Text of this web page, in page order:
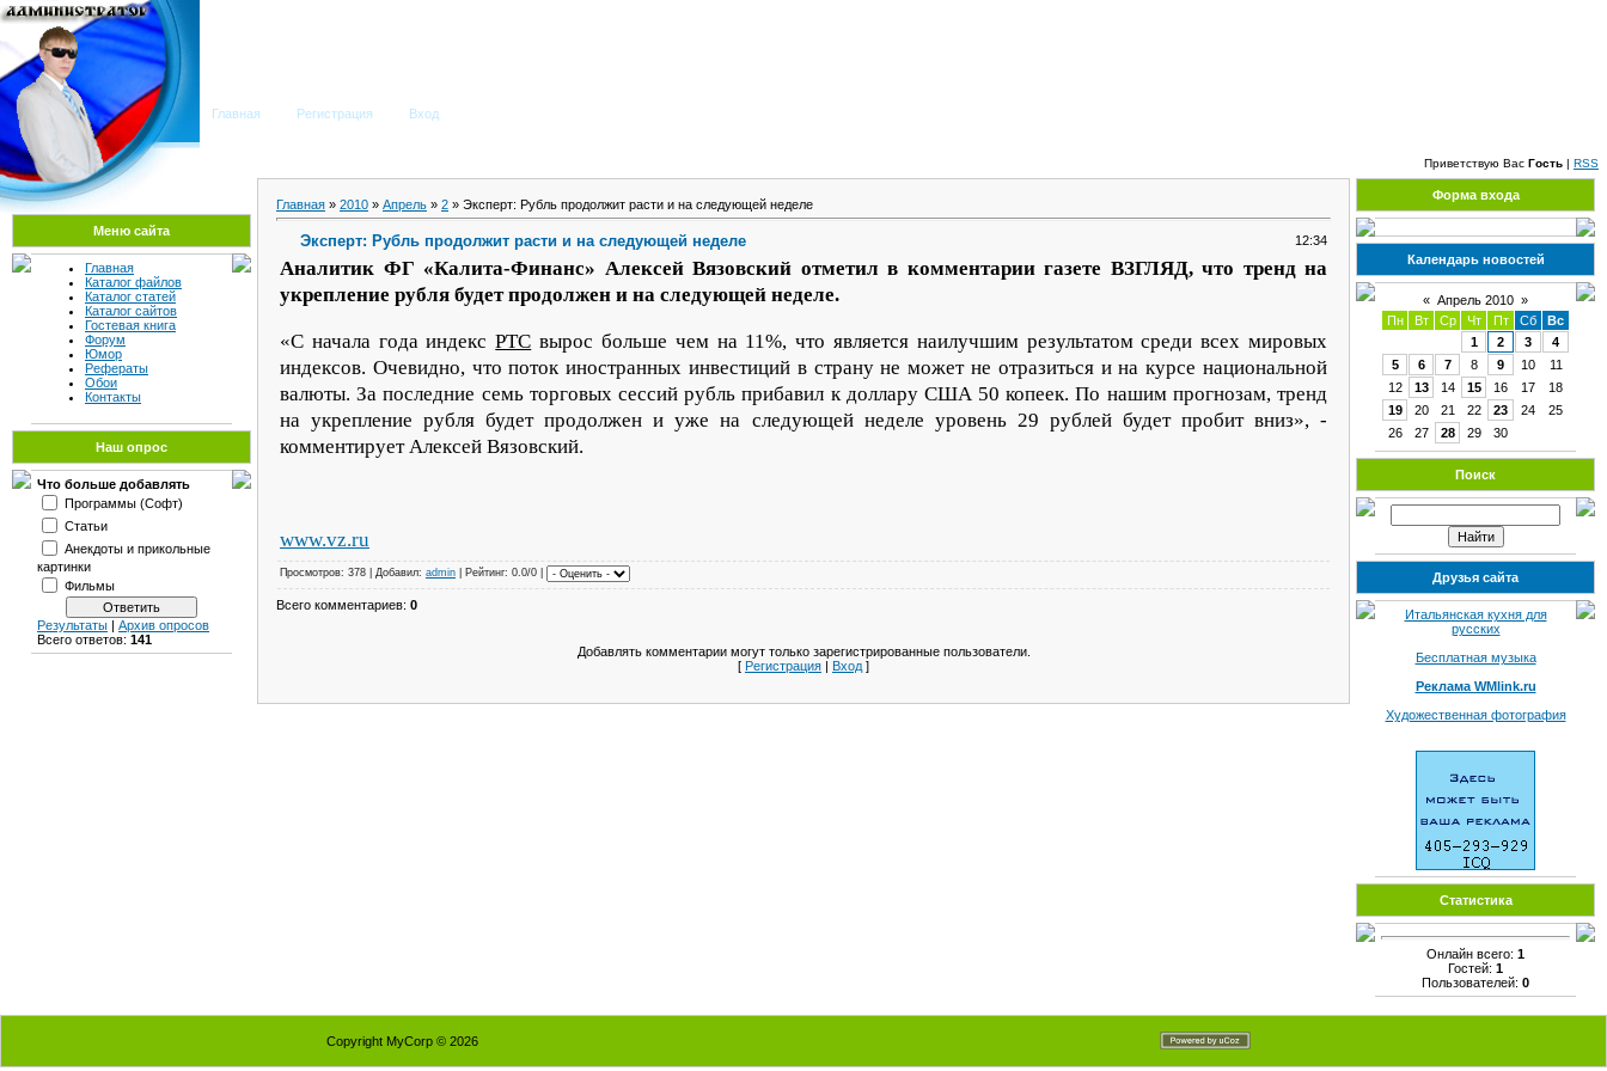
Главная Регистрация Вход
Приветствую Вас Гость | RSS
Меню сайта
Главная
Каталог файлов
Каталог статей
Каталог сайтов
Гостевая книга
Форум
Юмор
Рефераты
Обои
Контакты
Наш опрос
Что больше добавлять
Программы (Софт)
Статьи
Анекдоты и прикольные
картинки
Фильмы
Результаты | Архив опросов
Всего ответов: 141
Главная » 2010 » Апрель » 2 » Эксперт: Рубль продолжит расти и на следующей неделе
Эксперт: Рубль продолжит расти и на следующей неделе 12:34
Аналитик ФГ «Калита-Финанс» Алексей Вязовский отметил в комментарии газете ВЗГЛЯД, что тренд на
укрепление рубля будет продолжен и на следующей неделе.
«С начала года индексРТС вырос больше чем на 11%, что является наилучшим результатом среди всех мировых
индексов. Очевидно, что поток иностранных инвестиций в страну не может не отразиться и на курсе национальной
валюты. За последние семь торговых сессий рубль прибавил к доллару США 50 копеек. По нашим прогнозам, тренд
на укрепление рубля будет продолжен и уже на следующей неделе уровень 29 рублей будет пробит вниз», -
комментирует Алексей Вязовский.
www.vz.ru
Просмотров: 378 | Добавил: admin | Рейтинг: 0.0/0 |
Всего комментариев: 0
Добавлять комментарии могут только зарегистрированные пользователи.
[ Регистрация | Вход ]
Форма входа
Календарь новостей
« Апрель 2010 »
Пн
Вт Ср Чт Пт Сб
Вс
1
2 3
4
5
6 7 8 9 10
11
12
13 14 15 16 17
18
19
20 21 22 23 24
25
26
27 28 29 30
Поиск
Друзья сайта
Итальянская кухня для
русских
Бесплатная музыка
Реклама WMlink.ru
Художественная фотография
Статистика
Онлайн всего: 1
Гостей: 1
Пользователей: 0
Copyright MyCorp © 2026